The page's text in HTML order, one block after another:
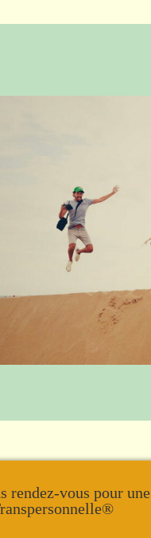
rendez-vous pour une